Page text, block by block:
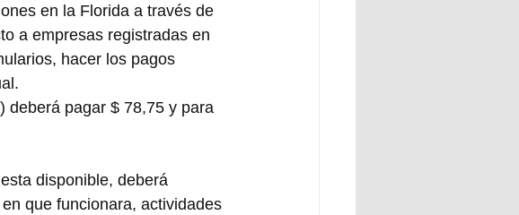
en la Florida a través de
a empresas registradas en
hacer los pagos
deberá pagar $ 78,75 y para
disponible, deberá
que funcionara, actividades